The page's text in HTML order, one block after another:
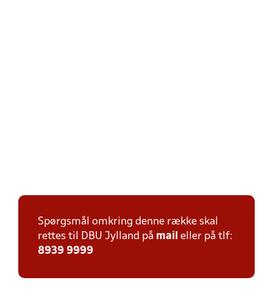
Spørgsmål omkring denne række skal
rettes til DBU Jylland på mail eller på tlf:
8939 9999